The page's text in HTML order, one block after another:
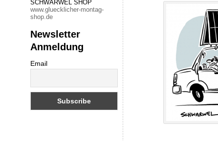
SCHWARWEL SHOP
www.gluecklicher-montag-
shop.de
Newsletter
Anmeldung
Email